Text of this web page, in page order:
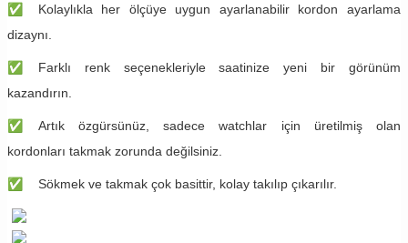
✅ ​Kolaylıkla her ölçüye uygun ayarlanabilir kordon ayarlama
dizaynı.
✅ ​Farklı renk seçenekleriyle saatinize yeni bir görünüm
kazandırın.
✅ ​Artık özgürsünüz, sadece watchlar için üretilmiş olan
kordonları takmak zorunda değilsiniz.
✅ ​Sökmek ve takmak çok basittir, kolay takılıp çıkarılır.